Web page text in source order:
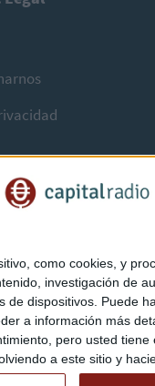
como cookies, y
investigación de
dispositivos.
a información más
pero usted
a este sitio y